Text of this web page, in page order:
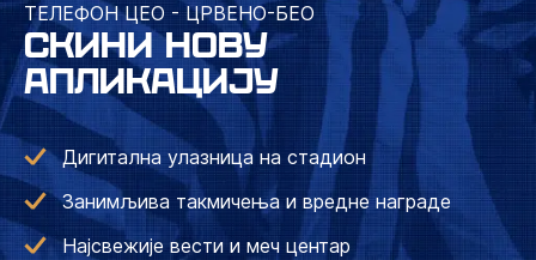
ТЕЛЕФОН ЦЕО - ЦРВЕНО-БЕО
СКИНИ НОВУ
АПЛИКАЦИЈУ
Дигитална улазница на стадион
Занимљива такмичења и вредне награде
Најсвежије вести и меч центар